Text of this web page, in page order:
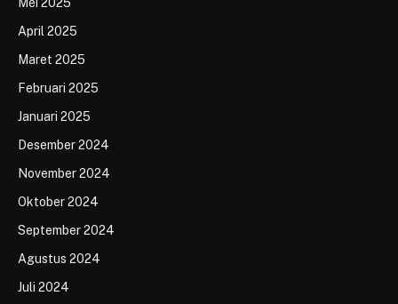
April 2025
Maret 2025
Februari 2025
Januari 2025
Desember 2024
November 2024
Oktober 2024
September 2024
Agustus 2024
Juli 2024